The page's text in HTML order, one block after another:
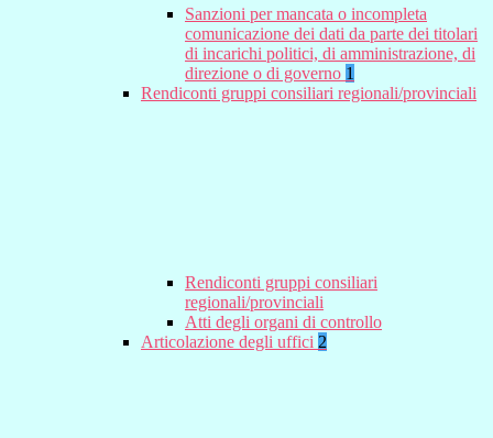
Sanzioni per mancata o incompleta
comunicazione dei dati da parte dei titolari
di incarichi politici, di amministrazione, di
direzione o di governo 1
Rendiconti gruppi consiliari regionali/provinciali
Rendiconti gruppi consiliari
regionali/provinciali
Atti degli organi di controllo
Articolazione degli uffici 2